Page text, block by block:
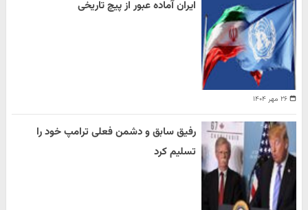
۲۶ مهر ۱۴۰۴
ایران آماده عبور از پیچ تاریخی
رفیق سابق و دشمن فعلی ترامپ خود را
تسلیم کرد